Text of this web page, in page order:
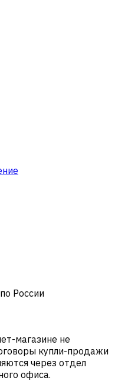
России
магазине не
купли-продажи
через отдел
офиса.